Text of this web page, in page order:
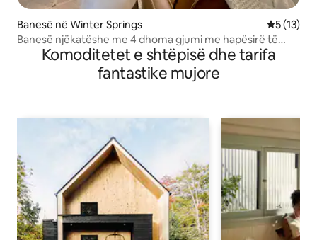
Banesë në Winter Springs Vlerësimi
5 (13)
Banesë njëkatëshe me 4 dhoma gjumi me hapësirë të
bollshmeKomoditetet e shtëpisë dhe tarifa
fantastike mujore